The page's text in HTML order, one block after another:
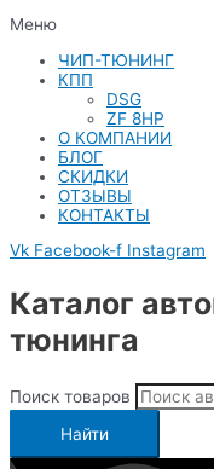
Меню
ЧИП-ТЮНИНГ
КПП
DSG
ZF 8HP
О КОМПАНИИ
БЛОГ
СКИДКИ
ОТЗЫВЫ
КОНТАКТЫ
Vk Facebook-f Instagram
Каталог
тюнинга
Поиск товаров
Найти